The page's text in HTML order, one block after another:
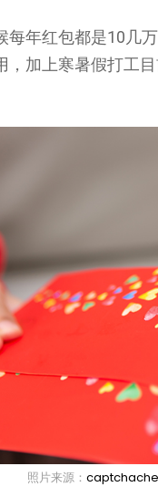
每年红包都是10几
，加上寒暑假打工
照片来源：